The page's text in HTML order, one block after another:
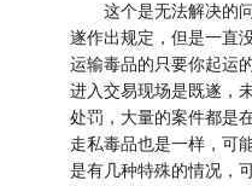
这个是无法解决的问
遂作出规定，但是一直
运输毒品的只要你起运
进入交易现场是既遂，
处罚，大量的案件都是
走私毒品也是一样，可
是有几种特殊的情况，